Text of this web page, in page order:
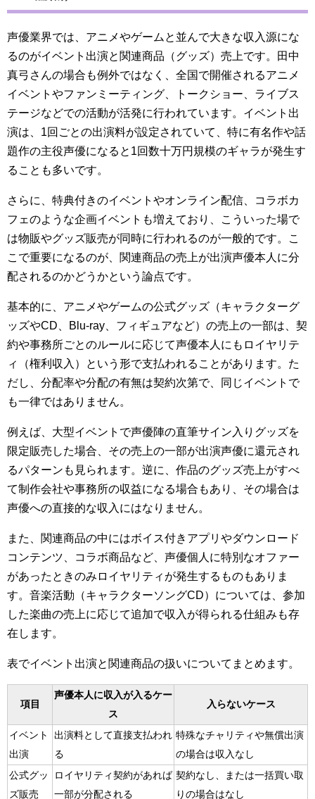
声優業界では、アニメやゲームと並んで大きな収入源にな
るのがイベント出演と関連商品（グッズ）売上です。田中
真弓さんの場合も例外ではなく、全国で開催されるアニメ
イベントやファンミーティング、トークショー、ライブス
テージなどでの活動が活発に行われています。イベント出
演は、1回ごとの出演料が設定されていて、特に有名作や話
題作の主役声優になると1回数十万円規模のギャラが発生す
ることも多いです。
さらに、特典付きのイベントやオンライン配信、コラボカ
フェのような企画イベントも増えており、こういった場で
は物販やグッズ販売が同時に行われるのが一般的です。こ
こで重要になるのが、関連商品の売上が出演声優本人に分
配されるのかどうかという論点です。
基本的に、アニメやゲームの公式グッズ（キャラクターグ
ッズやCD、Blu-ray、フィギュアなど）の売上の一部は、契
約や事務所ごとのルールに応じて声優本人にもロイヤリテ
ィ（権利収入）という形で支払われることがあります。た
だし、分配率や分配の有無は契約次第で、同じイベントで
も一律ではありません。
例えば、大型イベントで声優陣の直筆サイン入りグッズを
限定販売した場合、その売上の一部が出演声優に還元され
るパターンも見られます。逆に、作品のグッズ売上がすべ
て制作会社や事務所の収益になる場合もあり、その場合は
声優への直接的な収入にはなりません。
また、関連商品の中にはボイス付きアプリやダウンロード
コンテンツ、コラボ商品など、声優個人に特別なオファー
があったときのみロイヤリティが発生するものもありま
す。音楽活動（キャラクターソングCD）については、参加
した楽曲の売上に応じて追加で収入が得られる仕組みも存
在します。
表でイベント出演と関連商品の扱いについてまとめます。
項目
声優本人に収入が入るケー
ス
入らないケース
イベント
出演
出演料として直接支払われ
る
特殊なチャリティや無償出演
の場合は収入なし
公式グッ
ズ販売
ロイヤリティ契約があれば
一部が分配される
契約なし、または一括買い取
りの場合はなし